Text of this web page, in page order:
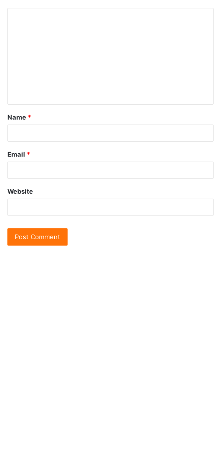
Name *
Email *
Website